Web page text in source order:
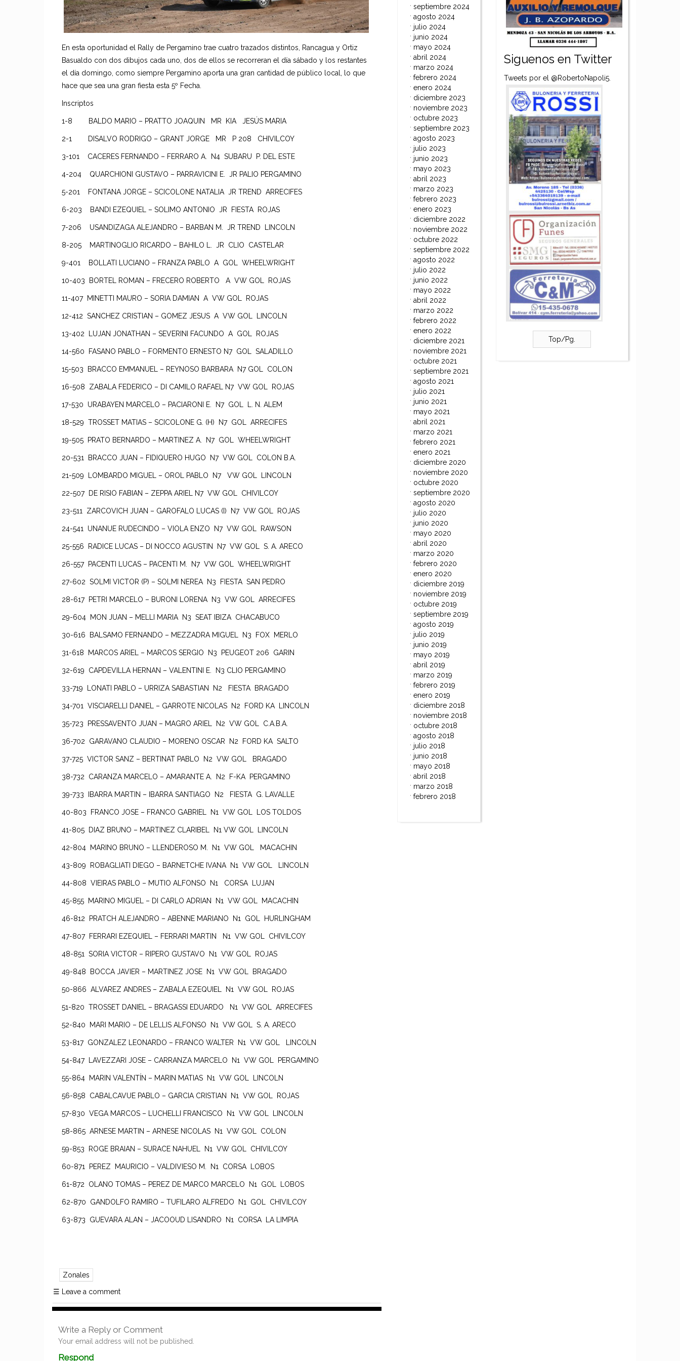
En esta oportunidad el Rally de Pergamino trae cuatro trazados distintos, Rancagua y Ortiz
Basualdo con dos dibujos cada uno, dos de ellos se recorreran el día sábado y los restantes
el día domingo, como siempre Pergamino aporta una gran cantidad de público local, lo que
hace que sea una gran fiesta esta 5º Fecha.
Inscriptos
1-8 BALDO MARIO – PRATTO JOAQUIN MR KIA JESÚS MARIA
2-1 DISALVO RODRIGO – GRANT JORGE MR P 208 CHIVILCOY
3-101 CACERES FERNANDO – FERRARO A. N4 SUBARU P. DEL ESTE
4-204 QUARCHIONI GUSTAVO – PARRAVICINI E. JR PALIO PERGAMINO
5-201 FONTANA JORGE – SCICOLONE NATALIA JR TREND ARRECIFES
6-203 BANDI EZEQUIEL – SOLIMO ANTONIO JR FIESTA ROJAS
7-206 USANDIZAGA ALEJANDRO – BARBAN M. JR TREND LINCOLN
8-205 MARTINOGLIO RICARDO – BAHILO L. JR CLIO CASTELAR
9-401 BOLLATI LUCIANO – FRANZA PABLO A GOL WHEELWRIGHT
10-403 BORTEL ROMAN – FRECERO ROBERTO A VW GOL ROJAS
11-407 MINETTI MAURO – SORIA DAMIAN A VW GOL ROJAS
12-412 SANCHEZ CRISTIAN – GOMEZ JESUS A VW GOL LINCOLN
13-402 LUJAN JONATHAN – SEVERINI FACUNDO A GOL ROJAS
14-560 FASANO PABLO – FORMENTO ERNESTO N7 GOL SALADILLO
15-503 BRACCO EMMANUEL – REYNOSO BARBARA N7 GOL COLON
16-508 ZABALA FEDERICO – DI CAMILO RAFAEL N7 VW GOL ROJAS
17-530 URABAYEN MARCELO – PACIARONI E. N7 GOL L. N. ALEM
18-529 TROSSET MATIAS – SCICOLONE G. (H) N7 GOL ARRECIFES
19-505 PRATO BERNARDO – MARTINEZ A. N7 GOL WHEELWRIGHT
20-531 BRACCO JUAN – FIDIQUERO HUGO N7 VW GOL COLON B.A.
21-509 LOMBARDO MIGUEL – OROL PABLO N7 VW GOL LINCOLN
22-507 DE RISIO FABIAN – ZEPPA ARIEL N7 VW GOL CHIVILCOY
23-511 ZARCOVICH JUAN – GAROFALO LUCAS (I) N7 VW GOL ROJAS
24-541 UNANUE RUDECINDO – VIOLA ENZO N7 VW GOL RAWSON
25-556 RADICE LUCAS – DI NOCCO AGUSTIN N7 VW GOL S. A. ARECO
26-557 PACENTI LUCAS – PACENTI M. N7 VW GOL WHEELWRIGHT
27-602 SOLMI VICTOR (P) – SOLMI NEREA N3 FIESTA SAN PEDRO
28-617 PETRI MARCELO – BURONI LORENA N3 VW GOL ARRECIFES
29-604 MON JUAN – MELLI MARIA N3 SEAT IBIZA CHACABUCO
30-616 BALSAMO FERNANDO – MEZZADRA MIGUEL N3 FOX MERLO
31-618 MARCOS ARIEL – MARCOS SERGIO N3 PEUGEOT 206 GARIN
32-619 CAPDEVILLA HERNAN – VALENTINI E. N3 CLIO PERGAMINO
33-719 LONATI PABLO – URRIZA SABASTIAN N2 FIESTA BRAGADO
34-701 VISCIARELLI DANIEL – GARROTE NICOLAS N2 FORD KA LINCOLN
35-723 PRESSAVENTO JUAN – MAGRO ARIEL N2 VW GOL C.A.B.A.
36-702 GARAVANO CLAUDIO – MORENO OSCAR N2 FORD KA SALTO
37-725 VICTOR SANZ – BERTINAT PABLO N2 VW GOL BRAGADO
38-732 CARANZA MARCELO – AMARANTE A. N2 F-KA PERGAMINO
39-733 IBARRA MARTIN – IBARRA SANTIAGO N2 FIESTA G. LAVALLE
40-803 FRANCO JOSE – FRANCO GABRIEL N1 VW GOL LOS TOLDOS
41-805 DIAZ BRUNO – MARTINEZ CLARIBEL N1 VW GOL LINCOLN
42-804 MARINO BRUNO – LLENDEROSO M. N1 VW GOL MACACHIN
43-809 ROBAGLIATI DIEGO – BARNETCHE IVANA N1 VW GOL LINCOLN
44-808 VIEIRAS PABLO – MUTIO ALFONSO N1 CORSA LUJAN
45-855 MARINO MIGUEL – DI CARLO ADRIAN N1 VW GOL MACACHIN
46-812 PRATCH ALEJANDRO – ABENNE MARIANO N1 GOL HURLINGHAM
47-807 FERRARI EZEQUIEL – FERRARI MARTIN N1 VW GOL CHIVILCOY
48-851 SORIA VICTOR – RIPERO GUSTAVO N1 VW GOL ROJAS
49-848 BOCCA JAVIER – MARTINEZ JOSE N1 VW GOL BRAGADO
50-866 ALVAREZ ANDRES – ZABALA EZEQUIEL N1 VW GOL ROJAS
51-820 TROSSET DANIEL – BRAGASSI EDUARDO N1 VW GOL ARRECIFES
52-840 MARI MARIO – DE LELLIS ALFONSO N1 VW GOL S. A. ARECO
53-817 GONZALEZ LEONARDO – FRANCO WALTER N1 VW GOL LINCOLN
54-847 LAVEZZARI JOSE – CARRANZA MARCELO N1 VW GOL PERGAMINO
55-864 MARIN VALENTÍN – MARIN MATIAS N1 VW GOL LINCOLN
56-858 CABALCAVUE PABLO – GARCIA CRISTIAN N1 VW GOL ROJAS
57-830 VEGA MARCOS – LUCHELLI FRANCISCO N1 VW GOL LINCOLN
58-865 ARNESE MARTIN – ARNESE NICOLAS N1 VW GOL COLON
59-853 ROGE BRAIAN – SURACE NAHUEL N1 VW GOL CHIVILCOY
60-871 PEREZ MAURICIO – VALDIVIESO M. N1 CORSA LOBOS
61-872 OLANO TOMAS – PEREZ DE MARCO MARCELO N1 GOL LOBOS
62-870 GANDOLFO RAMIRO – TUFILARO ALFREDO N1 GOL CHIVILCOY
63-873 GUEVARA ALAN – JACOOUD LISANDRO N1 CORSA LA LIMPIA
Zonales
☰ Leave a comment
Write a Reply or Comment
Your email address will not be published.
RespondComment
septiembre 2024
agosto 2024
julio 2024
junio 2024
mayo 2024
abril 2024
marzo 2024
febrero 2024
enero 2024
diciembre 2023
noviembre 2023
octubre 2023
septiembre 2023
agosto 2023
julio 2023
junio 2023
mayo 2023
abril 2023
marzo 2023
febrero 2023
enero 2023
diciembre 2022
noviembre 2022
octubre 2022
septiembre 2022
agosto 2022
julio 2022
junio 2022
mayo 2022
abril 2022
marzo 2022
febrero 2022
enero 2022
diciembre 2021
noviembre 2021
octubre 2021
septiembre 2021
agosto 2021
julio 2021
junio 2021
mayo 2021
abril 2021
marzo 2021
febrero 2021
enero 2021
diciembre 2020
noviembre 2020
octubre 2020
septiembre 2020
agosto 2020
julio 2020
junio 2020
mayo 2020
abril 2020
marzo 2020
febrero 2020
enero 2020
diciembre 2019
noviembre 2019
octubre 2019
septiembre 2019
agosto 2019
julio 2019
junio 2019
mayo 2019
abril 2019
marzo 2019
febrero 2019
enero 2019
diciembre 2018
noviembre 2018
octubre 2018
agosto 2018
julio 2018
junio 2018
mayo 2018
abril 2018
marzo 2018
febrero 2018
Siguenos en Twitter
Tweets por el @RobertoNapoli5.
Top/Pg.